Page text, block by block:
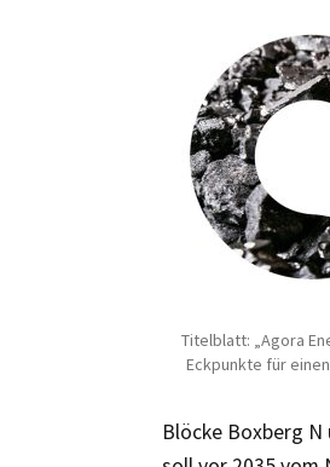
Titelblatt: „Agora
Eckpunkte für
Blöcke Boxberg